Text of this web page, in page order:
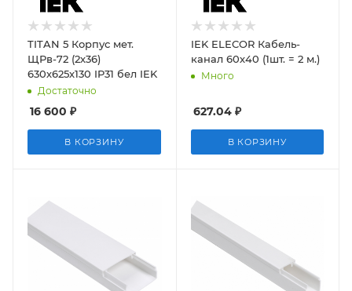
TITAN 5 Корпус мет.
ЩРв-72 (2х36)
630х625х130 IP31 бел IEK
Достаточно
16 600 ₽
В КОРЗИНУ
IEK ELECOR Кабель-
канал 60х40 (1шт. = 2 м.)
Много
627.04₽
В КОРЗИНУ